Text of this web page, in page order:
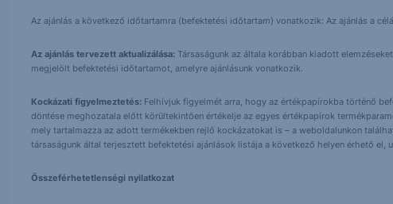
Az ajánlás a következő időtartamra (befektetési időtartam) vonatkozik: Az ajánlás a
Az ajánlás tervezett aktualizálása:Társaságunk az általa korábban kiadott
megjelölt befektetési időtartamot, amelyre ajánlásunk vonatkozik.
Kockázati figyelmeztetés:Felhívjuk figyelmét arra, hogy az értékpapírokba történő
döntése meghozatala előtt körültekintően értékelje az egyes értékpapírok
mely tartalmazza az adott termékekben rejlő kockázatokat is – a weboldalunkon
társaságunk által terjesztett befektetési ajánlások listája a következő helyen érhető
Összeférhetetlenségi nyilatkozat